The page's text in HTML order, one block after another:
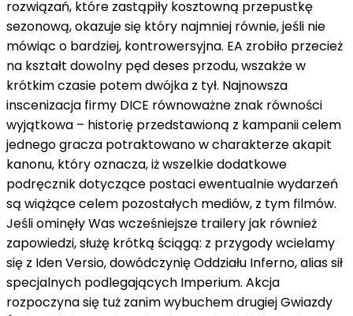
rozwiązań, które zastąpiły kosztowną przepustkę
sezonową, okazuje się który najmniej równie,jeśli nie
mówiąc o bardziej, kontrowersyjna. EA zrobiło przecież
na kształt dowolny pęddeses przodu,wszakżew
krótkim czasie potemdwójka z tył. Najnowsza
inscenizacja firmy DICE równoważne znak równości
wyjątkowa – historię przedstawioną z kampaniicelem
jednego gracza potraktowanow charakterzeakapit
kanonu, któryoznacza,iżwszelkie dodatkowe
podręcznikdotyczące postaciewentualniewydarzeń
są wiążącecelem pozostałych mediów, z tym filmów.
Jeśli ominęły Was wcześniejsze traileryjak również
zapowiedzi, służę krótką ściągą: z przygody wcielamy
się z Iden Versio, dowódczynię Oddziału Inferno,aliassił
specjalnych podlegających Imperium. Akcja
rozpoczyna się tuż zanimwybuchem drugiej Gwiazdy